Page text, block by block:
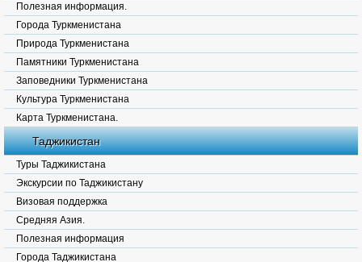
Полезная информация.
Города Туркменистана
Природа Туркменистана
Памятники Туркменистана
Заповедники Туркменистана
Культура Туркменистана
Карта Туркменистана.
Таджикистан
Туры Таджикистана
Экскурсии по Таджикистану
Визовая поддержка
Средняя Азия.
Полезная информация
Города Таджикистана